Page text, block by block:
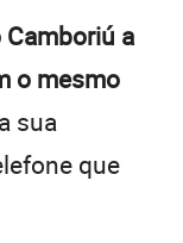
a
o mesmo
sua
que